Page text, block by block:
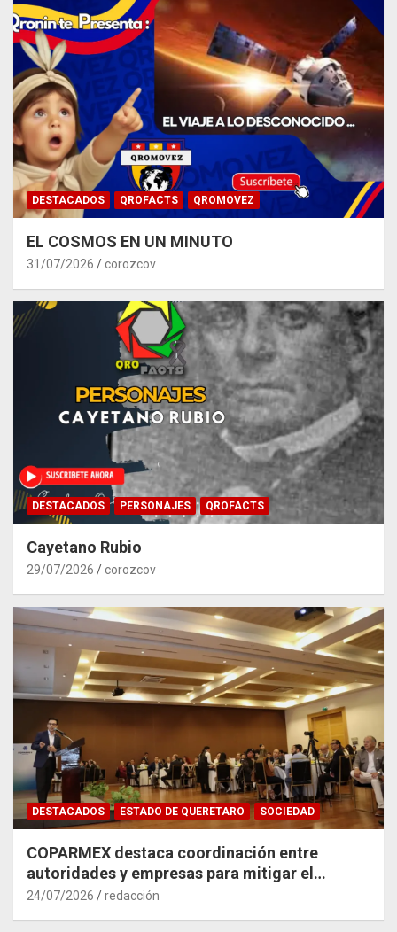
DESTACADOS QROFACTS QROMOVEZ
EL COSMOS EN UN MINUTO
31/07/2026 corozcov
DESTACADOS PERSONAJES QROFACTS
Cayetano Rubio
29/07/2026 corozcov
DESTACADOS ESTADO DE QUERETARO SOCIEDAD
COPARMEX destaca coordinación entre
autoridades y empresas para mitigar el
impacto del Tren México–Querétaro
24/07/2026 redacción